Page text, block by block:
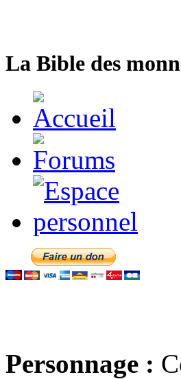
La Bible des
Personnage :